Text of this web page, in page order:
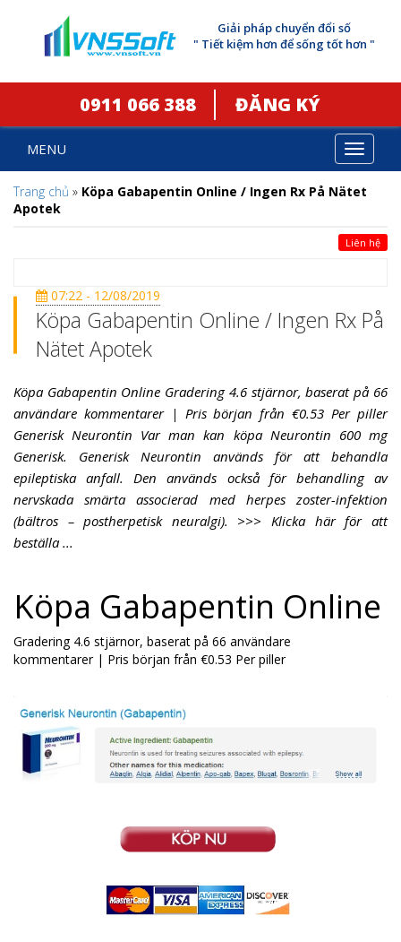
Giải pháp chuyển đổi số
" Tiết kiệm hơn để sống tốt hơn "
0911 066 388 ĐĂNG KÝ
Toggle
MENU
Trang chủ » Köpa Gabapentin Online / Ingen Rx På Nätet
Apotek
Liên hệ
07:22 - 12/08/2019
Köpa Gabapentin Online / Ingen Rx På
Nätet Apotek
Köpa Gabapentin Online Gradering 4.6 stjärnor, baserat på 66
användare kommentarer | Pris början från €0.53 Per piller
Generisk Neurontin Var man kan köpa Neurontin 600 mg
Generisk. Generisk Neurontin används för att behandla
epileptiska anfall. Den används också för behandling av
nervskada smärta associerad med herpes zoster-infektion
(bältros – postherpetisk neuralgi). >>> Klicka här för att
beställa ...
Köpa Gabapentin Online
Gradering 4.6 stjärnor, baserat på 66 användare
kommentarer| Pris början från €0.53 Per piller